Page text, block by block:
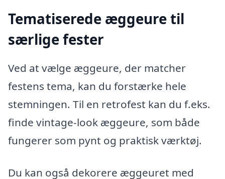
Tematiserede æggeure til
særlige fester
Ved at vælge æggeure, der matcher
festens tema, kan du forstærke hele
stemningen. Til en retrofest kan du f.eks.
finde vintage-look æggeure, som både
fungerer som pynt og praktisk værktøj.
Du kan også dekorere æggeuret med